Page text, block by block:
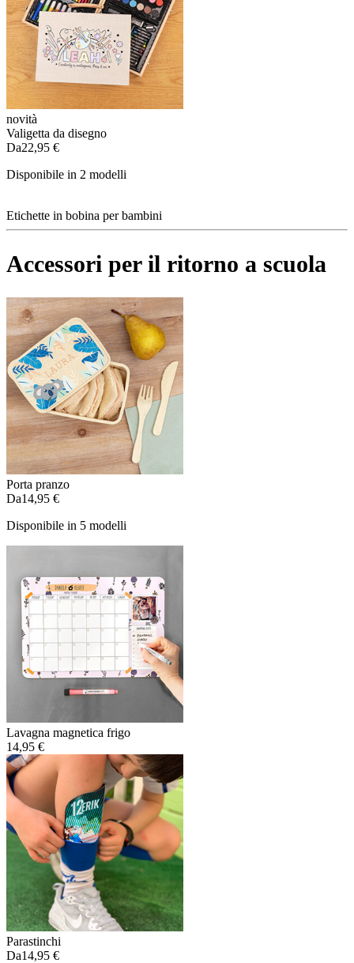
novità
Valigetta da disegno
Da22,95 €
Disponibile in 2 modelli
Etichette in bobina per bambini
Accessori per il ritorno a scuola
Porta pranzo
Da14,95 €
Disponibile in 5 modelli
Lavagna magnetica frigo
14,95 €
Parastinchi
Da14,95 €